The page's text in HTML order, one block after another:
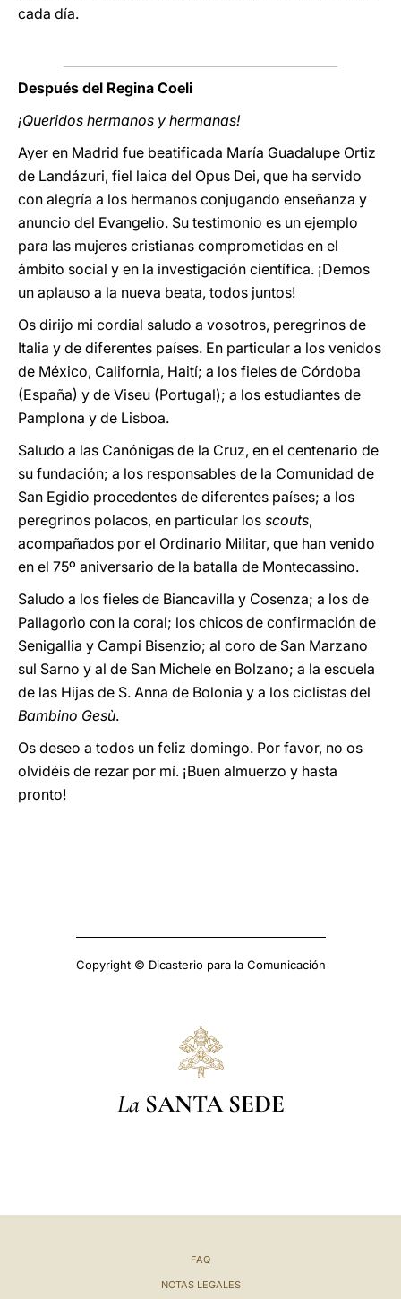
cada día.
Después del Regina Coeli
¡Queridos hermanos y hermanas!
Ayer en Madrid fue beatificada María Guadalupe Ortiz
de Landázuri, fiel laica del Opus Dei, que ha servido
con alegría a los hermanos conjugando enseñanza y
anuncio del Evangelio. Su testimonio es un ejemplo
para las mujeres cristianas comprometidas en el
ámbito social y en la investigación científica. ¡Demos
un aplauso a la nueva beata, todos juntos!
Os dirijo mi cordial saludo a vosotros, peregrinos de
Italia y de diferentes países. En particular a los venidos
de México, California, Haití; a los fieles de Córdoba
(España) y de Viseu (Portugal); a los estudiantes de
Pamplona y de Lisboa.
Saludo a las Canónigas de la Cruz, en el centenario de
su fundación; a los responsables de la Comunidad de
San Egidio procedentes de diferentes países; a los
peregrinos polacos, en particular los scouts,
acompañados por el Ordinario Militar, que han venido
en el 75º aniversario de la batalla de Montecassino.
Saludo a los fieles de Biancavilla y Cosenza; a los de
Pallagorìo con la coral; los chicos de confirmación de
Senigallia y Campi Bisenzio; al coro de San Marzano
sul Sarno y al de San Michele en Bolzano; a la escuela
de las Hijas de S. Anna de Bolonia y a los ciclistas del
Bambino Gesù.
Os deseo a todos un feliz domingo. Por favor, no os
olvidéis de rezar por mí. ¡Buen almuerzo y hasta
pronto!
Copyright © Dicasterio para la Comunicación
La SANTA SEDE
FAQ
NOTAS LEGALES